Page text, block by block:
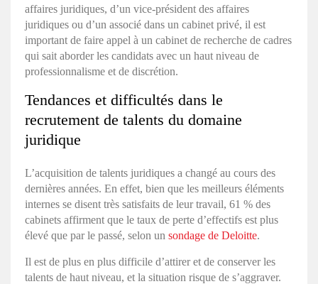
affaires juridiques, d’un vice-président des affaires
juridiques ou d’un associé dans un cabinet privé, il est
important de faire appel à un cabinet de recherche de cadres
qui sait aborder les candidats avec un haut niveau de
professionnalisme et de discrétion.
Tendances et difficultés dans le
recrutement de talents du domaine
juridique
L’acquisition de talents juridiques a changé au cours des
dernières années. En effet, bien que les meilleurs éléments
internes se disent très satisfaits de leur travail, 61 % des
cabinets affirment que le taux de perte d’effectifs est plus
élevé que par le passé, selon un sondage de Deloitte.
Il est de plus en plus difficile d’attirer et de conserver les
talents de haut niveau, et la situation risque de s’aggraver.